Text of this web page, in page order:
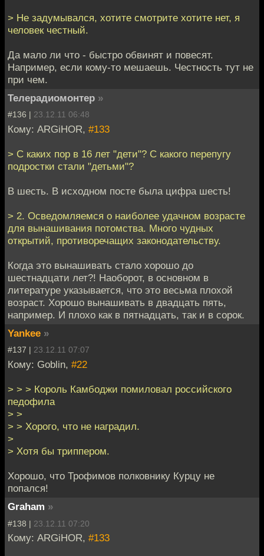
> Не задумывался, хотите смотрите хотите нет, я
человек честный.
Да мало ли что - быстро обвинят и повесят.
Например, если кому-то мешаешь. Честность тут не
при чем.
Телерадиомонтер »
#136 | 23.12.11 06:48
Кому: ARGiHOR, #133
> С каких пор в 16 лет "дети"? С какого перепугу
подростки стали "детьми"?
В шесть. В исходном посте была цифра шесть!
> 2. Осведомляемся о наиболее удачном возрасте
для вынашивания потомства. Много чудных
открытий, противоречащих законодательству.
Когда это вынашивать стало хорошо до
шестнадцати лет?! Наоборот, в основном в
литературе указывается, что это весьма плохой
возраст. Хорошо вынашивать в двадцать пять,
например. И плохо как в пятнадцать, так и в сорок.
Yankee »
#137 | 23.12.11 07:07
Кому: Goblin, #22
> > > Король Камбоджи помиловал российского
педофила
> >
> > Хорого, что не наградил.
>
> Хотя бы триппером.
Хорошо, что Трофимов полковнику Курцу не
попался!
Graham »
#138 | 23.12.11 07:20
Кому: ARGiHOR, #133